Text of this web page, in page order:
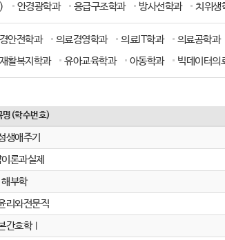
안경광학과 응급구조학과 방사선학과 치위생
안전학과 의료경영학과 의료IT학과 의료공학과
활복지학과 유아교육학과 아동학과 빅데이터의
명(학수번호)
생애주기
론과실제
해부학
리와전문직
간호학Ⅰ